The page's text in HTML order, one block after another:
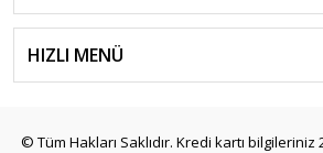
HIZLI MENÜ
© Tüm Hakları Saklıdır. Kredi kartı bilgileriniz